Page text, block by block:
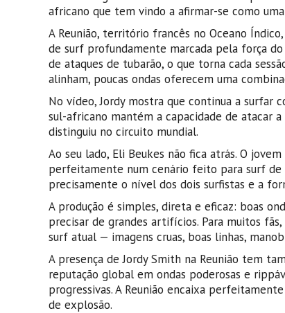
africano que tem vindo a afirmar-se como
A Reunião, território francês no Oceano
de surf profundamente marcada pela força
de ataques de tubarão, o que torna cada
alinham, poucas ondas oferecem uma
No vídeo, Jordy mostra que continua a surfar
sul-africano mantém a capacidade de atacar
distinguiu no circuito mundial.
Ao seu lado, Eli Beukes não fica atrás. O
perfeitamente num cenário feito para surf de
precisamente o nível dos dois surfistas e a
A produção é simples, direta e eficaz: boas
precisar de grandes artifícios. Para muitos
surf atual — imagens cruas, boas linhas,
A presença de Jordy Smith na Reunião tem
reputação global em ondas poderosas e
progressivas. A Reunião encaixa
de explosão.